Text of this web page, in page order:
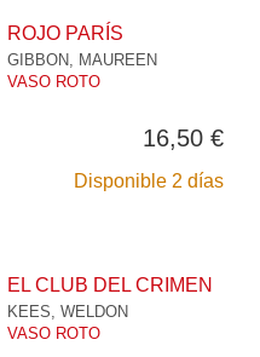
ROJO PARÍS
GIBBON, MAUREEN
VASO ROTO
16,50 €
Disponible 2 días
EL CLUB DEL CRIMEN
KEES, WELDON
VASO ROTO